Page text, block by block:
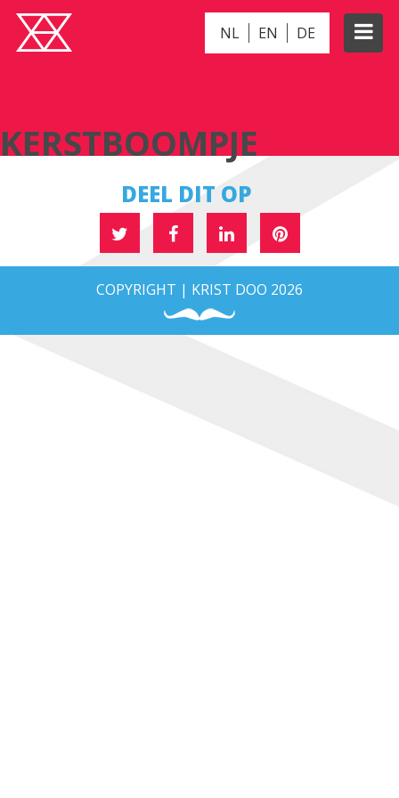
NL EN DE
KERSTBOOMPJE
DEEL DIT OP
COPYRIGHT | KRIST DOO 2026